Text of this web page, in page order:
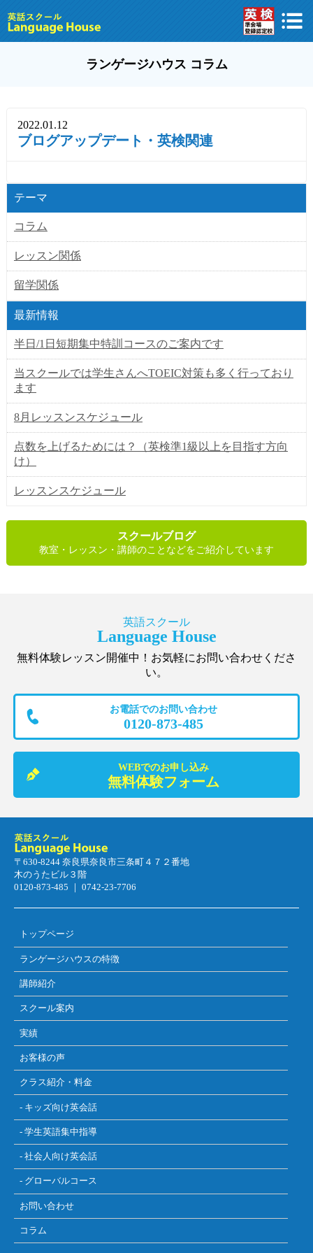
ランゲージハウス コラム
2022.01.12
ブログアップデート・英検関連
テーマ
コラム
レッスン関係
留学関係
最新情報
半日/1日短期集中特訓コースのご案内です
当スクールでは学生さんへTOEIC対策も多く行っており
ます
8月レッスンスケジュール
点数を上げるためには？（英検準1級以上を目指す方向
け）
レッスンスケジュール
スクールブログ
教室・レッスン・講師のことなどをご紹介しています
英語スクール
Language House
無料体験レッスン開催中！お気軽にお問い合わせくださ
い。
お電話でのお問い合わせ
0120-873-485
WEBでのお申し込み
無料体験フォーム
〒630-8244 奈良県奈良市三条町４７２番地
木のうたビル３階
0120-873-485 ｜ 0742-23-7706
トップページ
ランゲージハウスの特徴
講師紹介
スクール案内
実績
お客様の声
クラス紹介・料金
- キッズ向け英会話
- 学生英語集中指導
- 社会人向け英会話
- グローバルコース
お問い合わせ
コラム